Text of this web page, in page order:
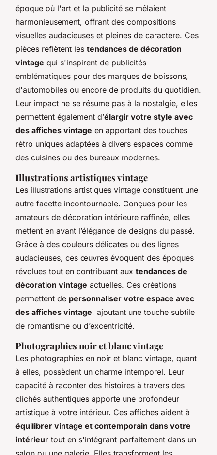
époque où l'art et la publicité se mêlaient
harmonieusement, offrant des compositions
visuelles audacieuses et pleines de caractère. Ces
pièces reflètent les tendances de décoration
vintage qui s'inspirent de publicités
emblématiques pour des marques de boissons,
d'automobiles ou encore de produits du quotidien.
Leur impact ne se résume pas à la nostalgie, elles
permettent également d’élargir votre style avec
des affiches vintage en apportant des touches
rétro uniques adaptées à divers espaces comme
des cuisines ou des bureaux modernes.
Illustrations artistiques vintage
Les illustrations artistiques vintage constituent une
autre facette incontournable. Conçues pour les
amateurs de décoration intérieure raffinée, elles
mettent en avant l’élégance de designs du passé.
Grâce à des couleurs délicates ou des lignes
audacieuses, ces œuvres évoquent des époques
révolues tout en contribuant aux tendances de
décoration vintage actuelles. Ces créations
permettent de personnaliser votre espace avec
des affiches vintage, ajoutant une touche subtile
de romantisme ou d’excentricité.
Photographies noir et blanc vintage
Les photographies en noir et blanc vintage, quant
à elles, possèdent un charme intemporel. Leur
capacité à raconter des histoires à travers des
clichés authentiques apporte une profondeur
artistique à votre intérieur. Ces affiches aident à
équilibrer vintage et contemporain dans votre
intérieur tout en s'intégrant parfaitement dans un
salon ou une galerie. Elles transforment les